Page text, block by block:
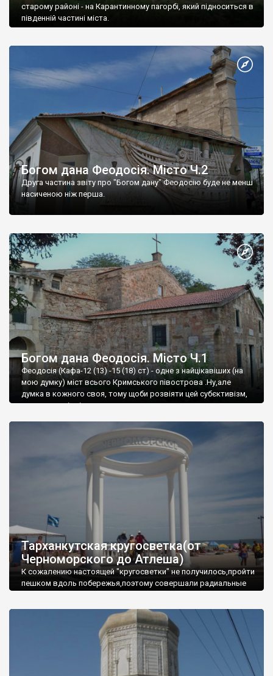
старому районі - на Карантинному пагорбі, який підноситься в
південній частині міста.
Богом дана Феодосія. Місто Ч.2
Друга частина звіту про "Богом дану" Феодосію буде не менш
насиченою ніж перша.
Богом дана Феодосія. Місто Ч.1
Феодосія (Кафа-12 (13) -15 (18) ст) - одне з найцікавіших (на
мою думку) міст всього Кримського півострова .Ну,але
думка в кожного своя, тому щоби розвіяти цей субєктивізм,
запрошую відвідати це
Тарханкутская кругосветка(от
Черноморского до Атлеша)
К сожалению настоящей "кругосветки" не получилось,пройти
пешком вдоль побережья,поэтому совершали радиальные